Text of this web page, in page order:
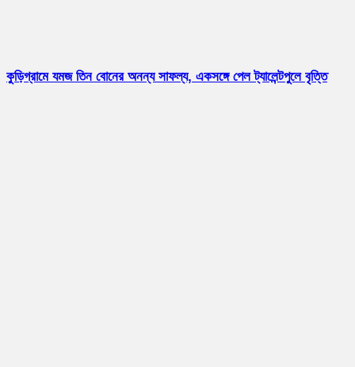
কুড়িগ্রামে যমজ তিন বোনের অনন্য সাফল্য, একসঙ্গে পেল ট্যালেন্টপুলে বৃত্তি